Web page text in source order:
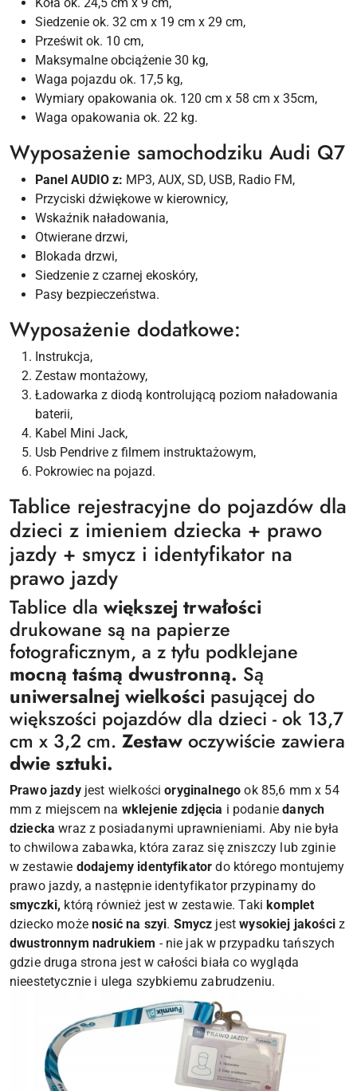
Siedzenie ok. 32 cm x 19 cm x 29 cm,
Prześwit ok. 10 cm,
Maksymalne obciążenie 30 kg,
Waga pojazdu ok. 17,5 kg,
Wymiary opakowania ok. 120 cm x 58 cm x 35cm,
Waga opakowania ok. 22 kg.
Wyposażenie samochodziku Audi Q7
Panel AUDIO z: MP3, AUX, SD, USB, Radio FM,
Przyciski dźwiękowe w kierownicy,
Wskaźnik naładowania,
Otwierane drzwi,
Blokada drzwi,
Siedzenie z czarnej ekoskóry,
Pasy bezpieczeństwa.
Wyposażenie dodatkowe:
Instrukcja,
Zestaw montażowy,
Ładowarka z diodą kontrolującą poziom naładowania
baterii,
Kabel Mini Jack,
Usb Pendrive z filmem instruktażowym,
Pokrowiec na pojazd.
Tablice rejestracyjne do pojazdów dla
dzieci z imieniem dziecka + prawo
jazdy + smycz i identyfikator na
prawo jazdy
Tablice dla większej trwałości
drukowane są na papierze
fotograficznym, a z tyłu podklejane
mocną taśmą dwustronną. Są
uniwersalnej wielkości pasującej do
większości pojazdów dla dzieci - ok 13,7
cm x 3,2 cm. Zestaw oczywiście zawiera
dwie sztuki.
Prawo jazdyjest wielkościoryginalnego ok 85,6 mm x 54
mm z miejscem na wklejenie zdjęcia i podaniedanych
dziecka wraz z posiadanymi uprawnieniami. Aby nie była
to chwilowa zabawka, która zaraz się zniszczy lub zginie
w zestawie dodajemy identyfikator do którego montujemy
prawo jazdy, a następnie identyfikator przypinamy do
smyczki, którą również jest w zestawie. Takikomplet
dziecko możenosić na szyi. Smycz jestwysokiej jakościz
dwustronnym nadrukiem - nie jak w przypadku tańszych
gdzie druga strona jest w całości biała co wygląda
nieestetycznie i ulega szybkiemu zabrudzeniu.